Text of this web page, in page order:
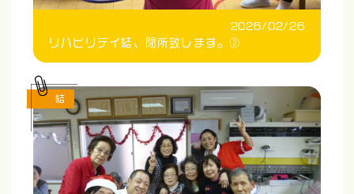
2026/02/26
リハビリデイ結、閉所致します。②
結